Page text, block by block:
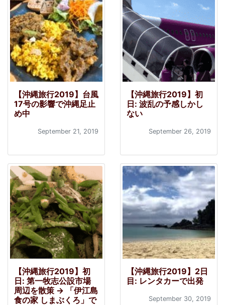
【沖縄旅行2019】台風
17号の影響で沖縄足止
め中
September 21, 2019
【沖縄旅行2019】初
日: 波乱の予感しかし
ない
September 26, 2019
【沖縄旅行2019】初
日: 第一牧志公設市場
周辺を散策 → 「伊江島
食の家 しまぶくろ」で
【沖縄旅行2019】2日
目: レンタカーで出発
September 30, 2019